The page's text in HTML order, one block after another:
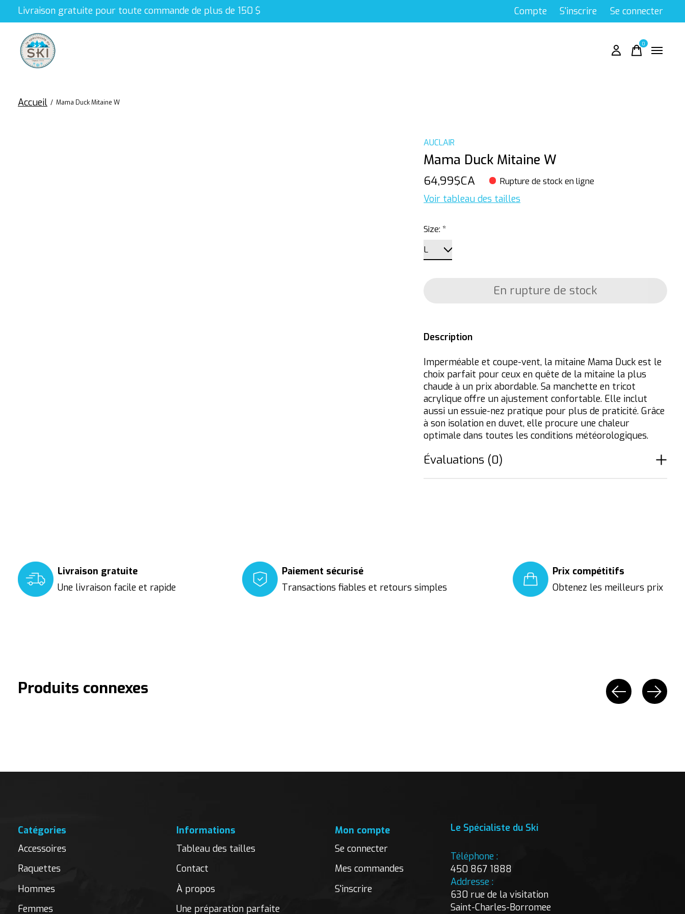
Livraison gratuite pour toute commande de plus de 150 $ Compte S'inscrire Se connecter
0items
Accueil / Mama Duck Mitaine W
AUCLAIR
Mama Duck Mitaine W
64,99$CA Rupture de stock en ligne
Voir tableau des tailles
Size: *
En rupture de stock
Description
Imperméable et coupe-vent, la mitaine Mama Duck est le
choix parfait pour ceux en quête de la mitaine la plus
chaude à un prix abordable. Sa manchette en tricot
acrylique offre un ajustement confortable. Elle inclut
aussi un essuie-nez pratique pour plus de praticité. Grâce
à son isolation en duvet, elle procure une chaleur
optimale dans toutes les conditions météorologiques.
Évaluations (0)
Livraison gratuite
Une livraison facile et rapide
Paiement sécurisé
Transactions fiables et retours simples
Prix compétitifs
Obtenez les meilleurs prix
Produits connexes
Catégories
Accessoires
Raquettes
Hommes
Femmes
Informations
Tableau des tailles
Contact
À propos
Une préparation parfaite
Mon compte
Se connecter
Mes commandes
S'inscrire
Le Spécialiste du Ski
Téléphone :
450 867 1888
Addresse :
630 rue de la visitation
Saint-Charles-Borromee